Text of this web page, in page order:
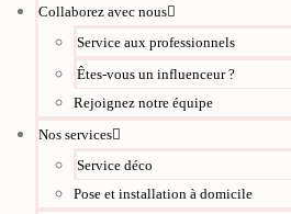
Collaborez avec nous
Service aux professionnels
Êtes-vous un influenceur ?
Rejoignez notre équipe
Nos services
Service déco
Pose et installation à domicile